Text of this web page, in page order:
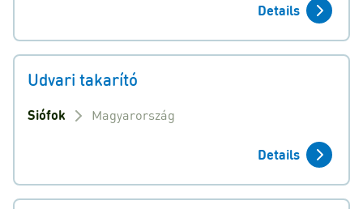
Details
Udvari takarító
Siófok Magyarország
Details